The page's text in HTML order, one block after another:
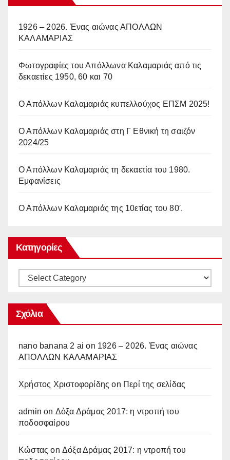
1926 – 2026. Ένας αιώνας ΑΠΟΛΛΩΝ
ΚΑΛΑΜΑΡΙΑΣ
Φωτογραφίες του Απόλλωνα Καλαμαριάς από τις
δεκαετίες 1950, 60 και 70
Ο Απόλλων Καλαμαριάς κυπελλούχος ΕΠΣΜ 2025!
Ο Απόλλων Καλαμαριάς στη Γ Εθνική τη σαιζόν
2024/25
Ο Απόλλων Καλαμαριάς τη δεκαετία του 1980.
Εμφανίσεις
Ο Απόλλων Καλαμαριάς της 10ετίας του 80′.
Κατηγορίες
Κατηγορίες
Σχόλια
nano banana 2 ai on 1926 – 2026. Ένας αιώνας
ΑΠΟΛΛΩΝ ΚΑΛΑΜΑΡΙΑΣ
Χρήστος Χριστοφορίδης on Περί της σελίδας
admin on Δόξα Δράμας 2017: η ντροπή του
ποδοσφαίρου
Κώστας onΔόξα Δράμας 2017: η ντροπή του